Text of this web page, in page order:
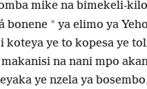
mike na bimekeli-
bonene * ya elimo ya
koteya ye to kopesa ye
na nani mpo
ye nzela ya